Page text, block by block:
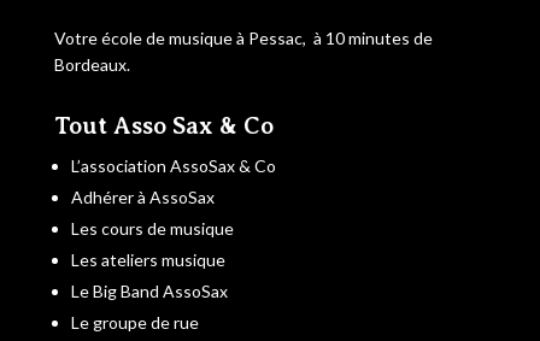
Votre école de musique à Pessac, à 10 minutes de
Bordeaux.
Tout Asso Sax & Co
L’association AssoSax & Co
Adhérer à AssoSax
Les cours de musique
Les ateliers musique
Le Big Band AssoSax
Le groupe de rue